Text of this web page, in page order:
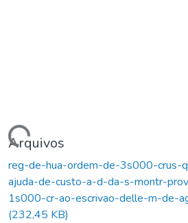
Arquivos
reg-de-hua-ordem-de-3s000-crus-
ajuda-de-custo-a-d-da-s-montr-
1s000-cr-ao-escrivao-delle-m-de-
(232,45 KB)